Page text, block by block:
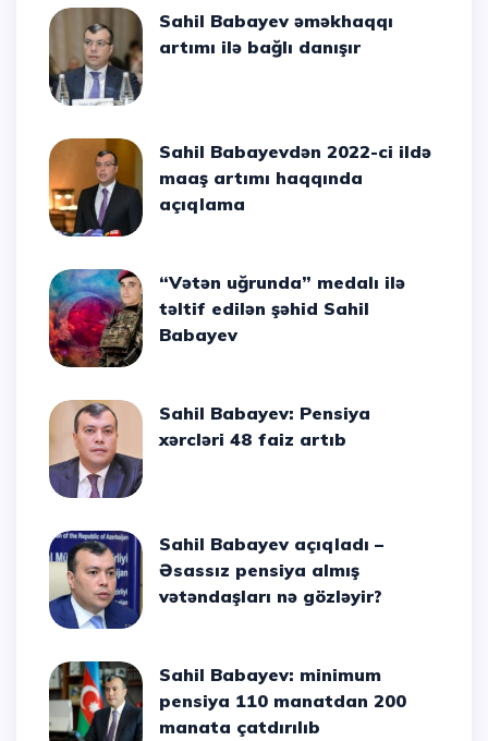
Sahil Babayev əməkhaqqı
artımı ilə bağlı danışır
Sahil Babayevdən 2022-ci ildə
maaş artımı haqqında
açıqlama
“Vətən uğrunda” medalı ilə
təltif edilən şəhid Sahil
Babayev
Sahil Babayev: Pensiya
xərcləri 48 faiz artıb
Sahil Babayev açıqladı –
Əsassız pensiya almış
vətəndaşları nə gözləyir?
Sahil Babayev: minimum
pensiya 110 manatdan 200
manata çatdırılıb